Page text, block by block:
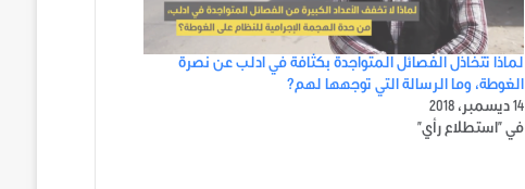
لماذا تتخاذل الفصائل المتواجدة بكثافة في ادلب عن نصرة
الغوطة، وما الرسالة التي توجهها لهم؟
14 ديسمبر، 2018
في "استطلاع رأي"